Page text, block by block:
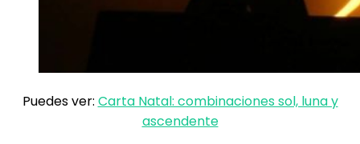
Puedes ver: Carta Natal: combinaciones sol, luna y
ascendente